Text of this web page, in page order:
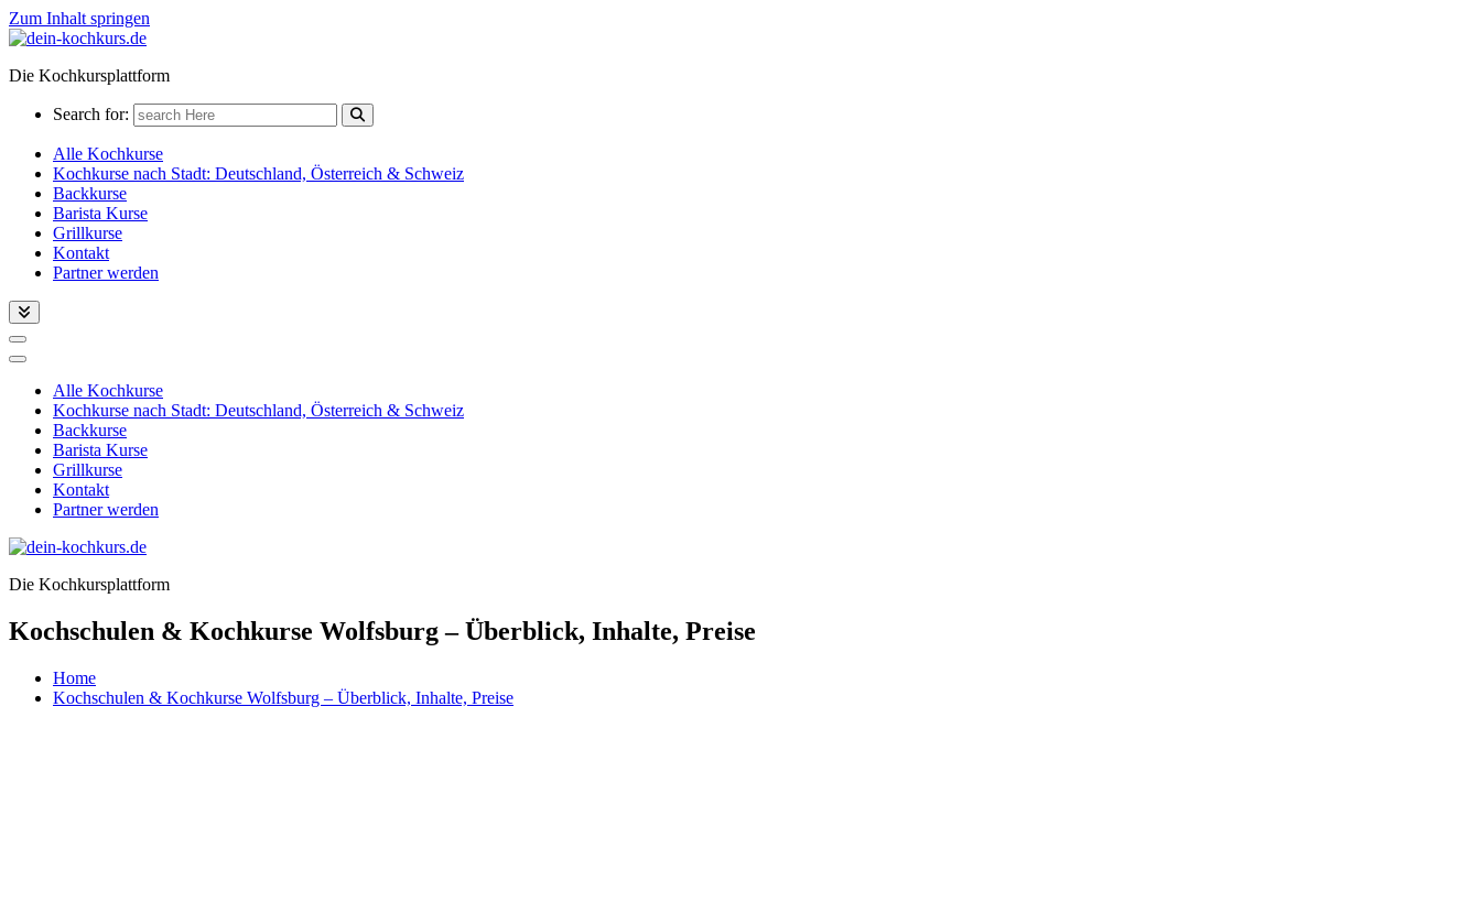
Zum Inhalt springen
Die Kochkursplattform
Search for:
Alle Kochkurse
Kochkurse nach Stadt: Deutschland, Österreich & Schweiz
Backkurse
Barista Kurse
Grillkurse
Kontakt
Partner werden
Alle Kochkurse
Kochkurse nach Stadt: Deutschland, Österreich & Schweiz
Backkurse
Barista Kurse
Grillkurse
Kontakt
Partner werden
Die Kochkursplattform
Kochschulen & Kochkurse Wolfsburg – Überblick, Inhalte, Preise
Home
Kochschulen & Kochkurse Wolfsburg – Überblick, Inhalte, Preise